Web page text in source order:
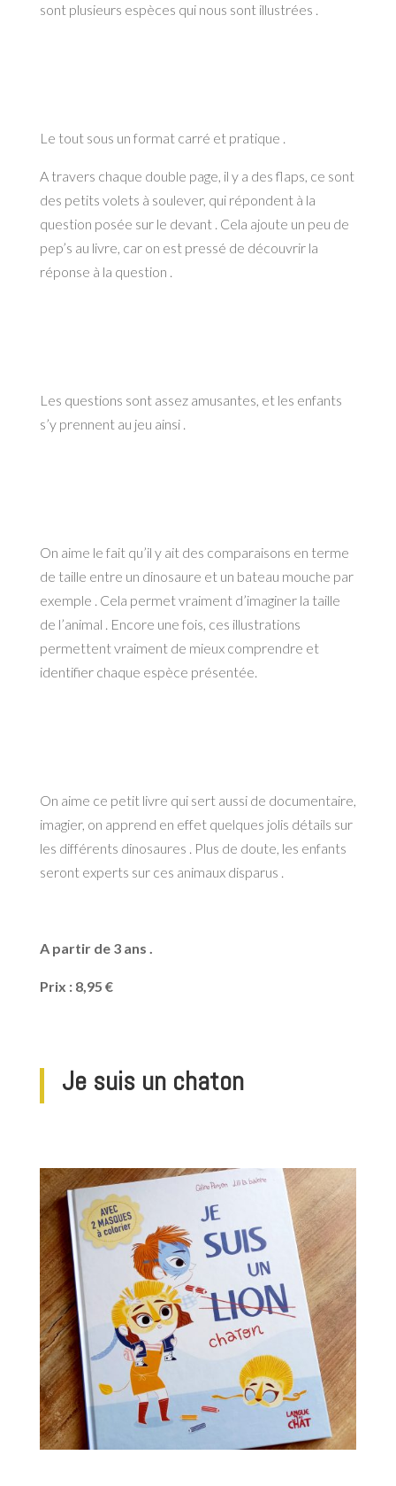
sont plusieurs espèces qui nous sont illustrées .
Le tout sous un format carré et pratique .
A travers chaque double page, il y a des flaps, ce sont
des petits volets à soulever, qui répondent à la
question posée sur le devant . Cela ajoute un peu de
pep’s au livre, car on est pressé de découvrir la
réponse à la question .
Les questions sont assez amusantes, et les enfants
s’y prennent au jeu ainsi .
On aime le fait qu’il y ait des comparaisons en terme
de taille entre un dinosaure et un bateau mouche par
exemple . Cela permet vraiment d’imaginer la taille
de l’animal . Encore une fois, ces illustrations
permettent vraiment de mieux comprendre et
identifier chaque espèce présentée.
On aime ce petit livre qui sert aussi de documentaire,
imagier, on apprend en effet quelques jolis détails sur
les différents dinosaures . Plus de doute, les enfants
seront experts sur ces animaux disparus .
A partir de 3 ans .
Prix : 8,95 €
Je suis un chaton